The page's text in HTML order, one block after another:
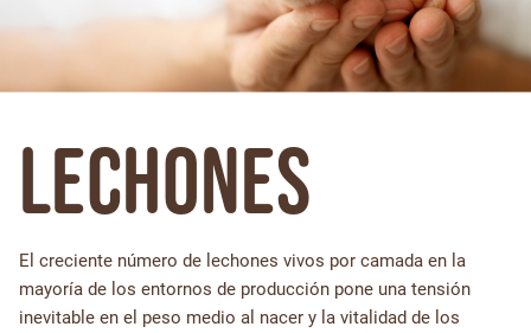
Lechones
El creciente número de lechones vivos por camada en la
mayoría de los entornos de producción pone una tensión
inevitable en el peso medio al nacer y la vitalidad de los